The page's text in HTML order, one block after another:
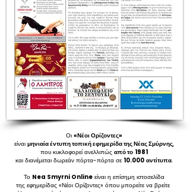
Οι «Νέοι Ορίζοντες»
είναι μηνιαία έντυπη τοπική εφημερίδα της Νέας Σμύρνης,
που κυκλοφορεί ανελλιπώς από το 1981
και διανέμεται δωρεάν πόρτα-πόρτα σε 10.000 αντίτυπα.
Το Nea Smyrni Onlineείναι η επίσημη ιστοσελίδα
της εφημερίδας «Νέοι Ορίζοντες» όπου μπορείτε να βρείτε